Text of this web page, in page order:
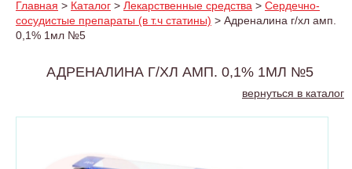
Главная > Каталог > Лекарственные средства > Сердечно-
сосудистые препараты (в т.ч статины) > Адреналина г/хл амп.
0,1% 1мл №5
АДРЕНАЛИНА Г/ХЛ АМП. 0,1% 1МЛ №5
вернуться в каталог